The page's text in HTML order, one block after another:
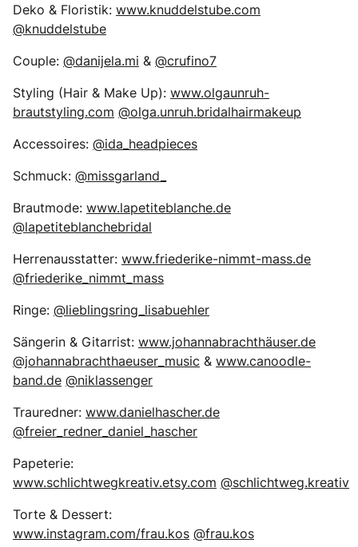
Deko & Floristik: www.knuddelstube.com
@knuddelstube
Couple: @danijela.mi & @crufino7
Styling (Hair & Make Up): www.olgaunruh-
brautstyling.com @olga.unruh.bridalhairmakeup
Accessoires: @ida_headpieces
Schmuck: @missgarland_
Brautmode: www.lapetiteblanche.de
@lapetiteblanchebridal
Herrenausstatter: www.friederike-nimmt-mass.de
@friederike_nimmt_mass
Ringe: @lieblingsring_lisabuehler
Sängerin & Gitarrist: www.johannabrachthäuser.de
@johannabrachthaeuser_music & www.canoodle-
band.de @niklassenger
Trauredner: www.danielhascher.de
@freier_redner_daniel_hascher
Papeterie:
www.schlichtwegkreativ.etsy.com @schlichtweg.kreativ
Torte & Dessert:
www.instagram.com/frau.kos @frau.kos